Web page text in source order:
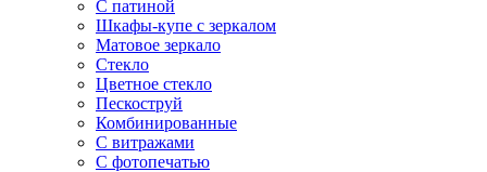
С патиной
Шкафы-купе с зеркалом
Матовое зеркало
Стекло
Цветное стекло
Пескоструй
Комбинированные
С витражами
С фотопечатью